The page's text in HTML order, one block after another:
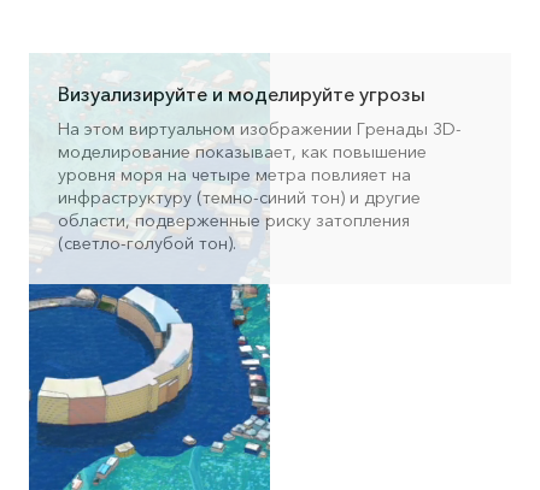
Визуализируйте и моделируйте угрозы
На этом виртуальном изображении Гренады 3D-
моделирование показывает, как повышение
уровня моря на четыре метра повлияет на
инфраструктуру (темно-синий тон) и другие
области, подверженные риску затопления
(светло-голубой тон).